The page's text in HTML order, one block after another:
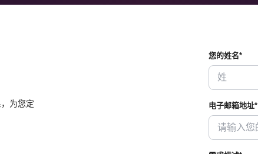
为您定
您的姓名*
电子邮箱地址*